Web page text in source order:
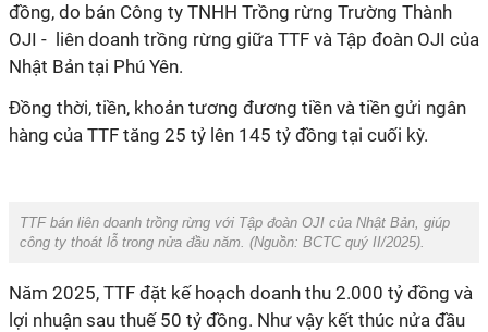
đồng, do bán Công ty TNHH Trồng rừng Trường Thành
OJI - liên doanh trồng rừng giữa TTF và Tập đoàn OJI của
Nhật Bản tại Phú Yên.
Đồng thời, tiền, khoản tương đương tiền và tiền gửi ngân
hàng của TTF tăng 25 tỷ lên 145 tỷ đồng tại cuối kỳ.
TTF bán liên doanh trồng rừng với Tập đoàn OJI của Nhật Bản, giúp
công ty thoát lỗ trong nửa đầu năm. (Nguồn: BCTC quý II/2025).
Năm 2025, TTF đặt kế hoạch doanh thu 2.000 tỷ đồng và
lợi nhuận sau thuế 50 tỷ đồng. Như vậy kết thúc nửa đầu